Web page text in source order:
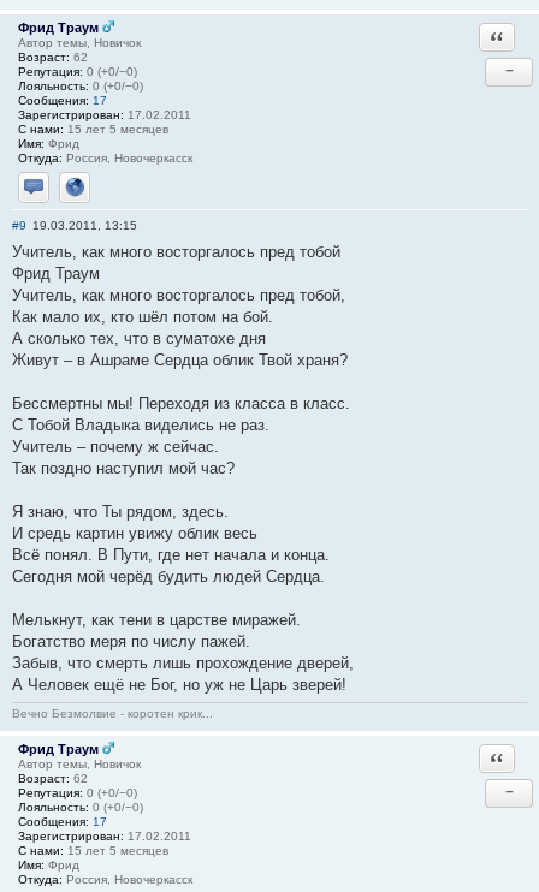
Фрид Траум
Автор темы, Новичок
Возраст: 62
Репутация: 0 (+0/−0)
Лояльность: 0 (+0/−0)
Сообщения: 17
Зарегистрирован: 17.02.2011
С нами: 15 лет 5 месяцев
Имя: Фрид
Откуда: Россия, Новочеркасск
Отправить личное сообщение
Сайт
−
#9 19.03.2011, 13:15
Учитель, как много восторгалось пред тобой
Фрид Траум
Учитель, как много восторгалось пред тобой,
Как мало их, кто шёл потом на бой.
А сколько тех, что в суматохе дня
Живут – в Ашраме Сердца облик Твой храня?
Бессмертны мы! Переходя из класса в класс.
С Тобой Владыка виделись не раз.
Учитель – почему ж сейчас.
Так поздно наступил мой час?
Я знаю, что Ты рядом, здесь.
И средь картин увижу облик весь
Всё понял. В Пути, где нет начала и конца.
Сегодня мой черёд будить людей Сердца.
Мелькнут, как тени в царстве миражей.
Богатство меря по числу пажей.
Забыв, что смерть лишь прохождение дверей,
А Человек ещё не Бог, но уж не Царь зверей!
Вечно Безмолвие - коротен крик...
Фрид Траум
Автор темы, Новичок
Возраст: 62
Репутация: 0 (+0/−0)
Лояльность: 0 (+0/−0)
Сообщения: 17
Зарегистрирован: 17.02.2011
С нами: 15 лет 5 месяцев
Имя: Фрид
Откуда: Россия, Новочеркасск
−